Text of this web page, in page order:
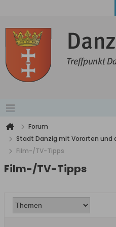
Forum
Stadt Danzig mit Vororten und
Film-/TV-Tipps
Film-/TV-Tipps